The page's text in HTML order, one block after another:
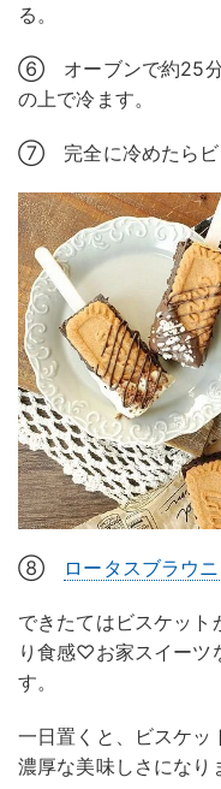
る。
⑥ オーブンで約25分
の上で冷ます。
⑦ 完全に冷めたらビ
⑧ ロータスブラウ
できたてはビスケット
り食感♡お家スイーツ
す。
一日置くと、ビスケッ
濃厚な美味しさになり